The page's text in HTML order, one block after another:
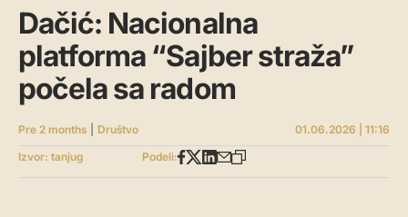
Dačić: Nacionalna
platforma “Sajber straža”
počela sa radom
Pre 2 months Društvo
01.06.2026 | 11:16
Izvor: tanjug
Podeli: